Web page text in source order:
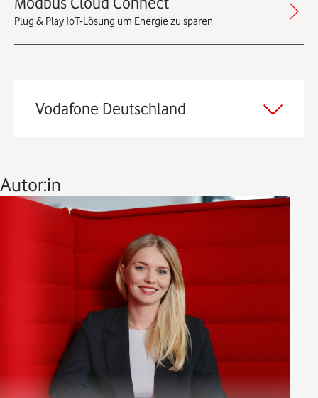
Plug & Play IoT-Lösung um Energie zu sparen
Vodafone Deutschland
Autor:in